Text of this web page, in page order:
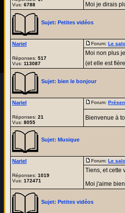
Vus: 6788
Moi je dirais
Sujet: Petites vidéos
Nariel
Réponses: 517
Vus: 113087
Forum: Le
Moi non plus
(et elle est
Sujet: bien le bonjour
Nariel
Réponses: 21
Vus: 8055
Forum:
Bienvenue à
Sujet: Musique
Nariel
Réponses: 1019
Vus: 172471
Forum: Le
Tiens, et cette
Moi j'aime
Sujet: Petites vidéos